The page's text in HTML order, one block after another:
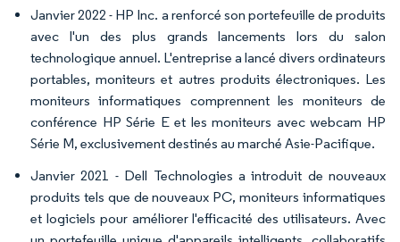
Janvier 2022 - HP Inc. a renforcé son portefeuille de produits
avec l'un des plus grands lancements lors du salon
technologique annuel. L'entreprise a lancé divers ordinateurs
portables, moniteurs et autres produits électroniques. Les
moniteurs informatiques comprennent les moniteurs de
conférence HP Série E et les moniteurs avec webcam HP
Série M, exclusivement destinés au marché Asie-Pacifique.
Janvier 2021 - Dell Technologies a introduit de nouveaux
produits tels que de nouveaux PC, moniteurs informatiques
et logiciels pour améliorer l'efficacité des utilisateurs. Avec